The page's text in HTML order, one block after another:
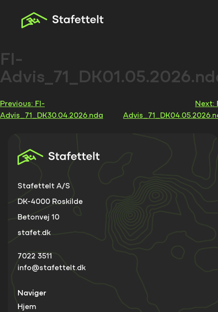
content
FI-
Indlægsnavigation
Previous: FI-
Advis_71_DK30.04.2026.nda
Next:
Stafettelt A/S
DK-4000 Roskilde
Betonvej 10
stafet.dk
7022 3511
info@stafettelt.dk
Naviger
Hjem